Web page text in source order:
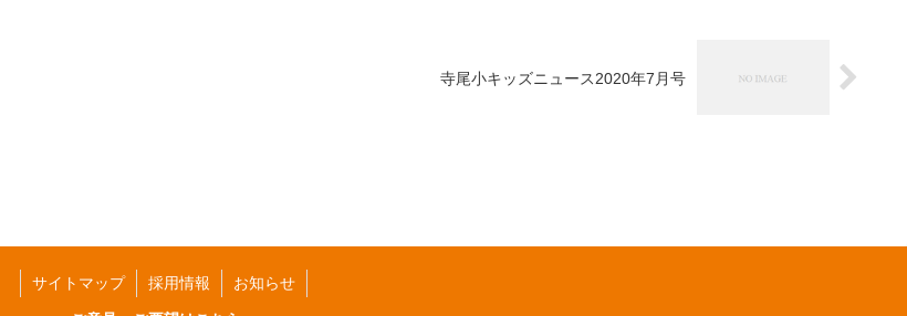
寺尾小キッズニュース2020年7月号
サイトマップ 採用情報 お知らせ